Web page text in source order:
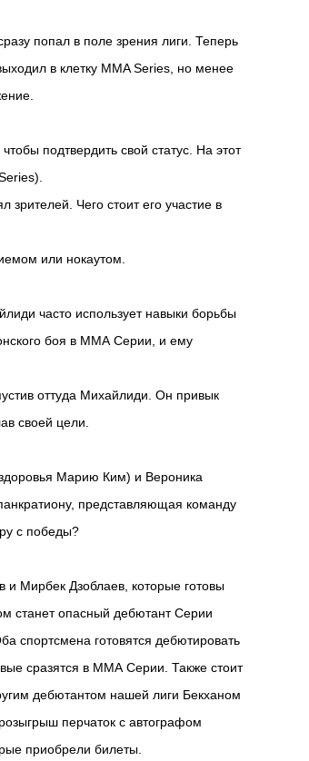
попал в поле зрения лиги. Теперь
в клетку MMA Series, но менее
подтвердить свой статус. На этот
Чего стоит его участие в
или нокаутом.
часто использует навыки борьбы
боя в ММА Серии, и ему
оттуда Михайлиди. Он привык
своей цели.
Марию Ким) и Вероника
представляющая команду
с победы?
и Мирбек Дзоблаев, которые готовы
станет опасный дебютант Серии
спортсмена готовятся дебютировать
сразятся в ММА Серии. Также стоит
дебютантом нашей лиги Бекханом
перчаток с автографом
приобрели билеты.